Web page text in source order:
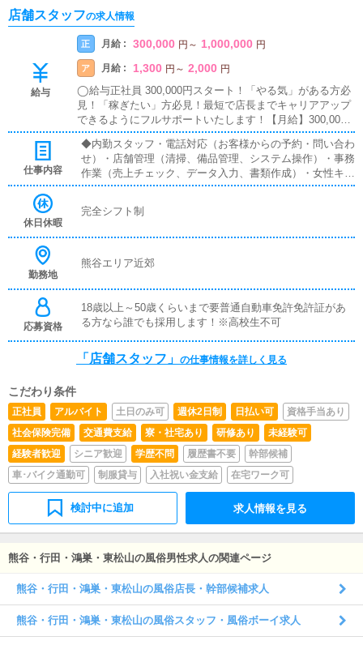
店舗スタッフの求人情報
給与
正 月給 : 300,000 円 ～ 1,000,000 円
ア 月給 : 1,300 円 ～ 2,000 円
◯給与正社員 300,000円スタート！「やる気」がある方必
見！「稼ぎたい」方必見！最短で店長までキャリアアップ
できるようにフルサポートいたします！【月給】300,000
円+インセンティブ月給手取り40万〜50万円可
仕事内容
◆内勤スタッフ・電話対応（お客様からの予約・問い合わ
せ）・店舗管理（清掃、備品管理、システム操作）・事務
作業（売上チェック、データ入力、書類作成）・女性キャ
ストのサポート・相談対応・新人女性の指導・フォロー・
バー在籍キャストさんの送迎業務時間厳守、安全運転で目
休日休暇
完全シフト制
勤務地
熊谷エリア近郊
応募資格
18歳以上～50歳くらいまで要普通自動車免許免許証があ
る方なら誰でも採用します！※高校生不可
「店舗スタッフ」 の仕事情報を詳しく見る
こだわり条件
正社員 アルバイト 土日のみ可 週休2日制 日払い可
資格手当あり
社会保険完備
交通費支給 寮・社宅あり 研修あり
未経験可
経験者歓迎
シニア歓迎 学歴不問 履歴書不要
幹部候補
車･バイク通勤可
制服貸与 入社祝い金支給 在宅ワーク可
検討中に追加 求人情報を見る
熊谷・行田・鴻巣・東松山の風俗男性求人の関連ページ
熊谷・行田・鴻巣・東松山の風俗店長・幹部候補求人
熊谷・行田・鴻巣・東松山の風俗スタッフ・風俗ボーイ求人